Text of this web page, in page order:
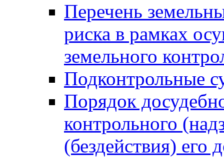
Перечень
риска в рамках
земельного
Подконтрольные
Порядок
контрольного
(бездействия)